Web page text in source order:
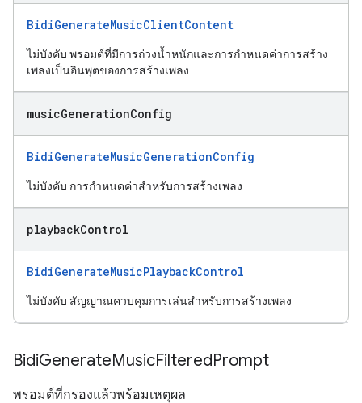
BidiGenerateMusicClientContent
ไม่บังคับ พรอมต์ที่มีการถ่วงน้ำหนักและการกำหนดค่าการสร้าง
เพลงเป็นอินพุตของการสร้างเพลง
musicGenerationConfig
BidiGenerateMusicGenerationConfig
ไม่บังคับ การกำหนดค่าสำหรับการสร้างเพลง
playbackControl
BidiGenerateMusicPlaybackControl
ไม่บังคับ สัญญาณควบคุมการเล่นสำหรับการสร้างเพลง
BidiGenerateMusicFilteredPrompt
พรอมต์ที่กรองแล้วพร้อมเหตุผล